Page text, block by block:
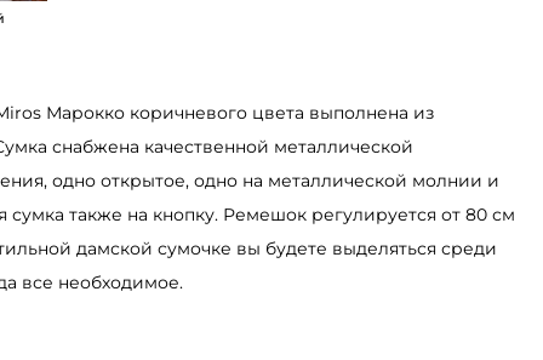
Марокко коричневого цвета выполнена из
снабжена качественной металлической
одно открытое, одно на металлической молнии и
сумка также на кнопку. Ремешок регулируется от 80 см
дамской сумочке вы будете выделяться среди
все необходимое.